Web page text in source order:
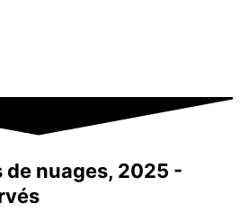
nuages, 2025 -